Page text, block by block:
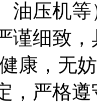
油压机
谨细致
康，无
，严格